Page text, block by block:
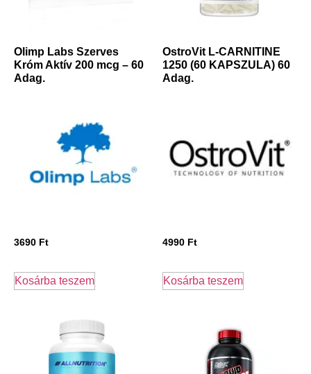
Olimp Labs Szerves
Króm Aktív 200 mcg – 60
Adag.
3690 Ft
Kosárba teszem
OstroVit L-CARNITINE
1250 (60 KAPSZULA) 60
Adag.
4990 Ft
Kosárba teszem